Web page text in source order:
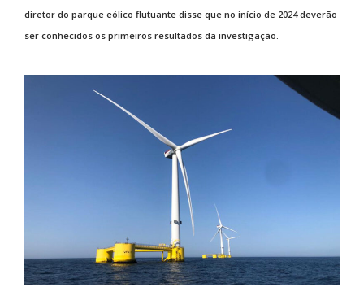
diretor do parque eólico flutuante disse que no início de 2024 deverão
ser conhecidos os primeiros resultados da investigação.